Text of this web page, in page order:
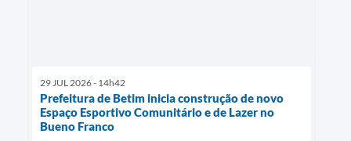
29 JUL 2026 - 14h42
Prefeitura de Betim inicia construção de novo
Espaço Esportivo Comunitário e de Lazer no
Bueno Franco